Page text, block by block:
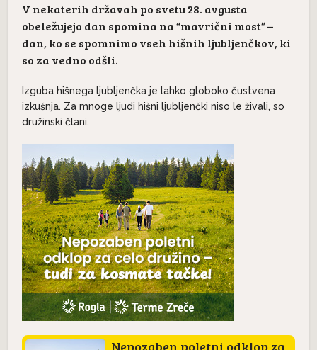
V nekaterih državah po svetu 28. avgusta
obeležujejo dan spomina na “mavrični most” –
dan, ko se spomnimo vseh hišnih ljubljenčkov, ki
so za vedno odšli.
Izguba hišnega ljubljenčka je lahko globoko čustvena
izkušnja. Za mnoge ljudi hišni ljubljenčki niso le živali, so
družinski člani.
Nepozaben poletni odklop za